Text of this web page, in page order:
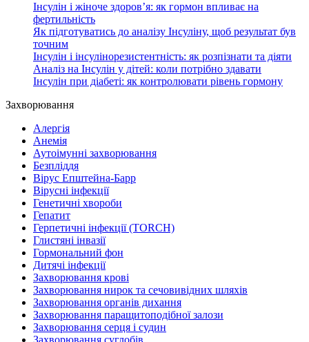
Інсулін і жіноче здоров’я: як гормон впливає на
фертильність
Як підготуватись до аналізу Інсуліну, щоб результат був
точним
Інсулін і інсулінорезистентність: як розпізнати та діяти
Аналіз на Інсулін у дітей: коли потрібно здавати
Інсулін при діабеті: як контролювати рівень гормону
Захворювання
Алергія
Анемія
Аутоімунні захворювання
Безпліддя
Вірус Епштейна-Барр
Вірусні інфекції
Генетичні хвороби
Гепатит
Герпетичні інфекції (TORCH)
Глистяні інвазії
Гормональний фон
Дитячі інфекції
Захворювання крові
Захворювання нирок та сечовивідних шляхів
Захворювання органів дихання
Захворювання паращитоподібної залози
Захворювання серця і судин